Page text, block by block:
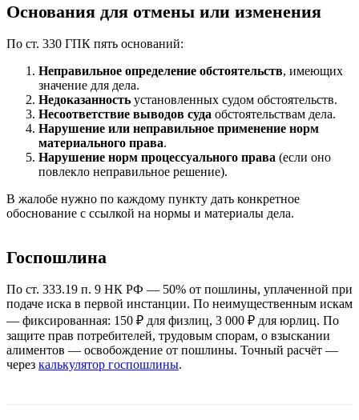
Основания для отмены или изменения
По ст. 330 ГПК пять оснований:
Неправильное определение обстоятельств, имеющих
значение для дела.
Недоказанность установленных судом обстоятельств.
Несоответствие выводов суда обстоятельствам дела.
Нарушение или неправильное применение норм
материального права.
Нарушение норм процессуального права (если оно
повлекло неправильное решение).
В жалобе нужно по каждому пункту дать конкретное
обоснование с ссылкой на нормы и материалы дела.
Госпошлина
По ст. 333.19 п. 9 НК РФ — 50% от пошлины, уплаченной при
подаче иска в первой инстанции. По неимущественным искам
— фиксированная: 150 ₽ для физлиц, 3 000 ₽ для юрлиц. По
защите прав потребителей, трудовым спорам, о взыскании
алиментов — освобождение от пошлины. Точный расчёт —
через калькулятор госпошлины.